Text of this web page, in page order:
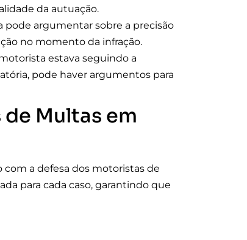
da autuação.
pode argumentar sobre a precisão
no momento da infração.
estava seguindo a
pode haver argumentos para
Multas em
com a defesa dos motoristas de
para cada caso, garantindo que